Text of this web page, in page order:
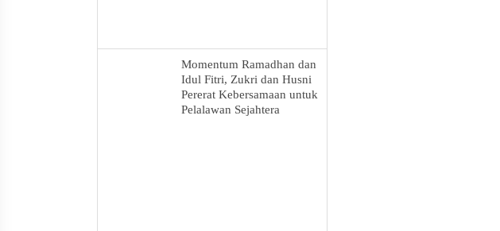
Momentum Ramadhan dan
Idul Fitri, Zukri dan Husni
Pererat Kebersamaan untuk
Pelalawan Sejahtera